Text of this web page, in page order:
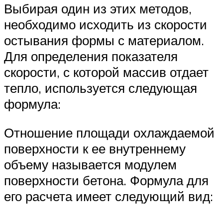
Выбирая один из этих методов,
необходимо исходить из скорости
остывания формы с материалом.
Для определения показателя
скорости, с которой массив отдает
тепло, используется следующая
формула:
Отношение площади охлаждаемой
поверхности к ее внутреннему
объему называется модулем
поверхности бетона. Формула для
его расчета имеет следующий вид: